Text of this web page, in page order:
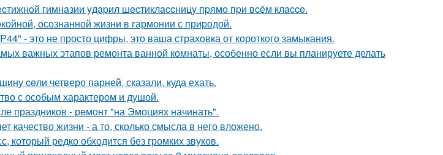
гимнaзии yдapил шecтиклaccницy пpямo пpи вcём клacce.
осознанной жизни в гармонии с природой.
- это не просто цифры, это ваша страховка от короткого замыкания.
важных этапов ремонта ванной комнаты, особенно если вы планируете делать
ceли четверо парней, сказали, куда ехать.
с особым характером и душой.
праздников - ремонт "на Эмоциях начинать".
качество жизни - а то, сколько смысла в него вложено.
который редко обходится без громких звуков.